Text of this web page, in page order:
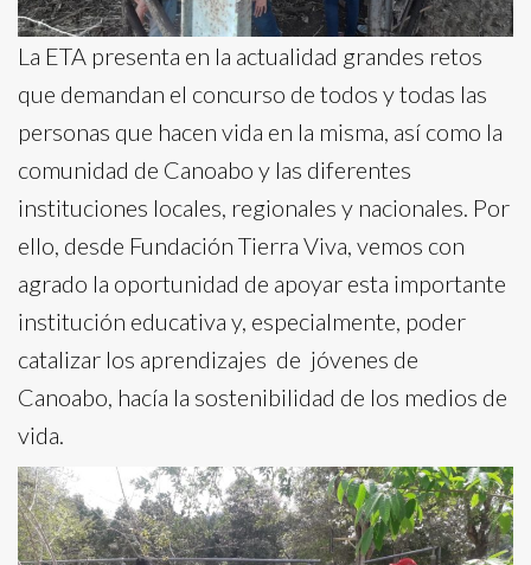
La ETA presenta en la actualidad grandes retos
que demandan el concurso de todos y todas las
personas que hacen vida en la misma, así como la
comunidad de Canoabo y las diferentes
instituciones locales, regionales y nacionales. Por
ello, desde Fundación Tierra Viva, vemos con
agrado la oportunidad de apoyar esta importante
institución educativa y, especialmente, poder
catalizar los aprendizajes de jóvenes de
Canoabo, hacía la sostenibilidad de los medios de
vida.